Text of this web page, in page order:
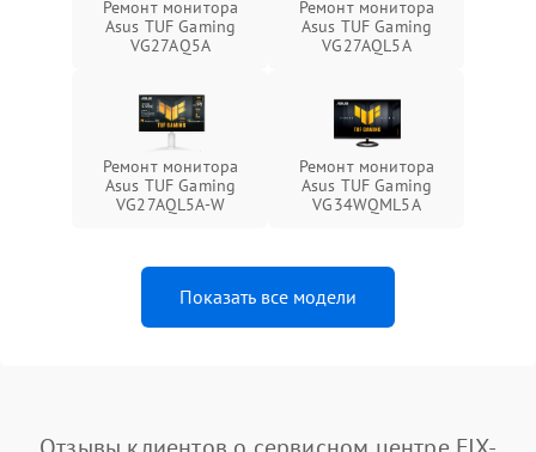
Ремонт монитора
Asus TUF Gaming
VG27AQ5A
Ремонт монитора
Asus TUF Gaming
VG27AQL5A
Ремонт монитора
Asus TUF Gaming
VG27AQL5A-W
Ремонт монитора
Asus TUF Gaming
VG34WQML5A
Показать все модели